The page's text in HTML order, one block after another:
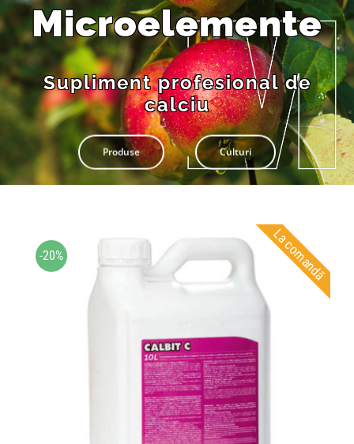
Produse
Culturi
Pliante
Contact
Contul meu
Microelemente
Supliment profesional de
calciu
Produse Culturi
La comandă
-20%